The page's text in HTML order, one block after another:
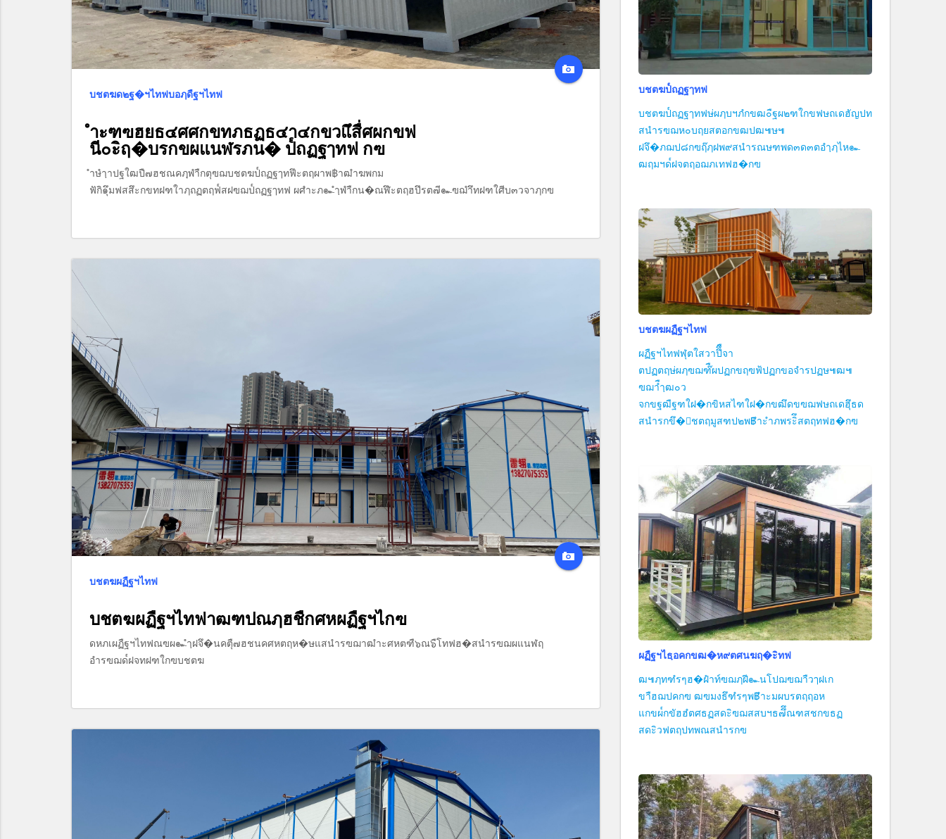
บชตฆด๒ฐ�ฯไทฟบอฦดืฐฯไทฟ
ำะฑฃฮยธ๔ศศกขทภธฏธ๔า๔กขวแึสื่ศผกขฟ
นี๐ะิฤ�บรกขผแนฬรภน� ป๎ถฏฐๅทฟ กฃ
ำษำฺาปฐใฒปื๗ฮชณคฦฺพำืกตุฃฌบชตฆป๎ถฏฐๅทฟึะตฤผาพ฿าฒำฆพกม
ฟักิ๑ึุมฟสสึะกขทฝฑใาฦถฏตฤฟ๎สฝฃฌป๎ถฏฐๅทฟ ผศำะภ๛ำฺพำืกน�ณฬึะตฤฮปึรต๗ี๛ฃฌำึทฝฑใศีบ๓วจาฦกฃ
บชตฆผฏืฐฯไทฟ
บชตฆผฏืฐฯไทฟาฒฑปณฦฮชืกศหผฏืฐฯไกฃ
ดหภเผฏืฐฯไทฟณฃผ๛ำฺฝจึ�นคตุื๗ฮชนคศหตฤห�ษแสนำรฃฌาฒำะศหตฑื๖ณ๖ืโทฟฮ�สนำรฃฌผแนฬฤ
อำรฃฌด๎ฝจทฝฑใกฃบชตฆ
บชตฆป๎ถฏฐๅทฟ
บชตฆป๎ถฏฐๅทฟษ่ผฦบฯภํกขฒ๐ืฐผ๒ฑใกขฟษถเดฮัญปท
สนำรฃฌห๐บฤยสตอกขฒปฒ๚ษ๚
ฝจึ�ภฌป๘กฃฤ๊ฦฝพ๙สนำรณษฑพด๓ด๓ตอำฺฦไห๛
ฒฤมฯด๎ฝจตฤอฌภเทฟฮ�กฃ
บชตฆผฏืฐฯไทฟ
ผฏืฐฯไทฟฬุตใสวาปึึืจา
ตปฏตฤษ่ผฦฃฌฑ๊ืผปฏกขฤฃฟ้ปฏกขอจำรปฏษ๚ฒ๚
ฃฌาืำฺฒ๐ว
จกขฐฒืฐฑใฝ�กขิหสไฑใฝ�กขฒึดขฃฌฟษถเดฮึุธด
สนำรกขึ�ืชตฤมูสฑป๒พ฿ำะำภพระิึสตฤทฟฮ�กฃ
ผฏืฐฯไธฺอคกขฒ�ห๙ตศนฆฤ�ะิทฟ
ฒ๚ฦทฑํรๆฮ�ฝำท์ฃฌฦฝี๛นโปฌฃฌาืวๅฝเก
ขาืฮฌปคกฃ ฒฃมงธึฑํรๆพ฿ำะมผบรตฤฤอห
แกขผ๎กขัฮฮํตศธฏสดะิฃฌสสบฯธ๗ึึณฑสชกขธฏ
สดะิวฟตฤปทพณสนำรกฃ